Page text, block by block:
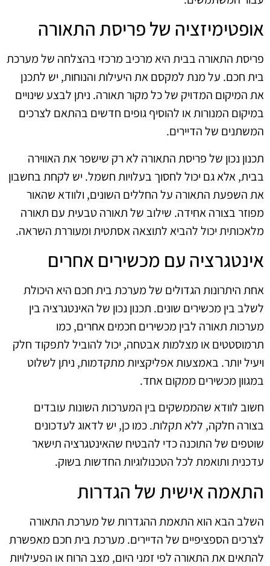
אופטימיזציה של פריסת התאורה
פריסת התאורה בבית היא מרכיב מרכזי בהצלחה של מערכת
בית חכם. על מנת למקסם את היעילות והנוחות, יש לתכנן
את המיקום המדויק של כל מקור תאורה. ניתן לבצע שינויים
במיקום המנורות או להוסיף גופים חדשים בהתאם לצרכים
המשתנים של הדיירים.
תכנון נכון של פריסת התאורה לא רק שישפר את האווירה
בבית, אלא גם יכול לחסוך בעלויות חשמל. יש לקחת בחשבון
את השפעת התאורה על החללים השונים, ולוודא שהאור
מפוזר בצורה אחידה. שילוב של תאורה טבעית עם תאורה
מלאכותית יכול להביא לתוצאה אסתטית ומעוררת השראה.
אינטגרציה עם מכשירים אחרים
אחת היתרונות הגדולים של מערכת בית חכם היא היכולת
לשלב בין מכשירים שונים. תכנון נכון של האינטגרציה בין
מערכות תאורה לבין מכשירים חכמים אחרים, כמו
תרמוסטטים או מצלמות אבטחה, יכול להוביל לתפקוד חלק
ויעיל יותר. באמצעות אפליקציות מתקדמות, ניתן לשלוט
במגוון מכשירים ממקום אחד.
חשוב לוודא שהממשקים בין המערכות השונות עובדים
בצורה חלקה, ללא תקלות. כמו כן, יש לדאוג לעדכונים
שוטפים של התוכנה כדי להבטיח שהאינטגרציה תישאר
עדכנית ותואמת לכל הטכנולוגיות החדשות בשוק.
התאמה אישית של הגדרות
השלב הבא הוא התאמת ההגדרות של מערכת התאורה
לצרכים הספציפיים של הדיירים. מערכת בית חכם מאפשרת
להתאים את התאורה לפי זמני היום, מצב הרוח או הפעילויות